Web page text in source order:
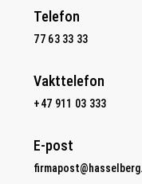
Telefon
77 63 33 33
Vakttelefon
+47 911 03 333
E-post